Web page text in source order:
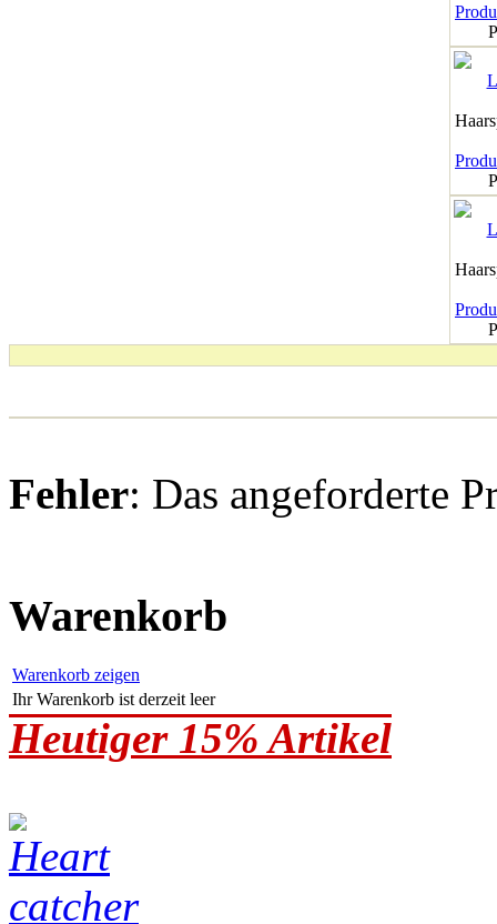
Fehler: Das angeforderte
Warenkorb
Warenkorb zeigen
Ihr Warenkorb ist derzeit leer
Heutiger 15% Artikel